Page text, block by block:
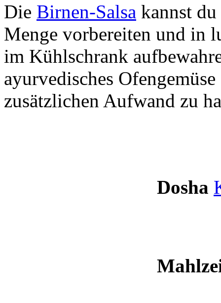
Die Birnen-Salsa kannst
Menge vorbereiten und in
im Kühlschrank
ayurvedisches
zusätzlichen Aufwand zu
Dosha